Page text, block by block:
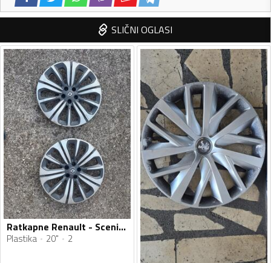
SLIČNI OGLASI
Ratkapne Renault - Scenic - 20" - 2 kom.
Plastika 20" 2